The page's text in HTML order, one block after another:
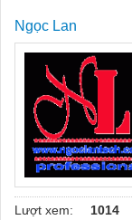
Ngọc Lan
Lượt xem:
1014